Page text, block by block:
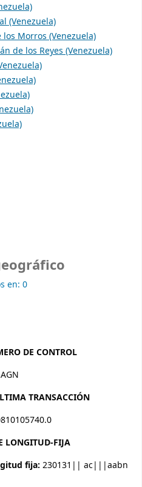
(Venezuela)
los Morros (Venezuela)
de los Reyes (Venezuela)
en: 0
DE CONTROL
TRANSACCIÓN
LONGITUD-FIJA
fija: 230131|| ac|||aabn